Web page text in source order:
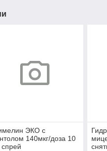
ЭКО с
140мкг/доза 10